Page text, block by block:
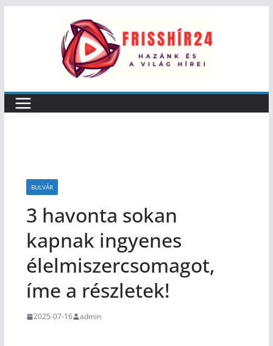
BULVÁR
3 havonta sokan
kapnak ingyenes
élelmiszercsomagot,
íme a részletek!
2025-07-16 admin